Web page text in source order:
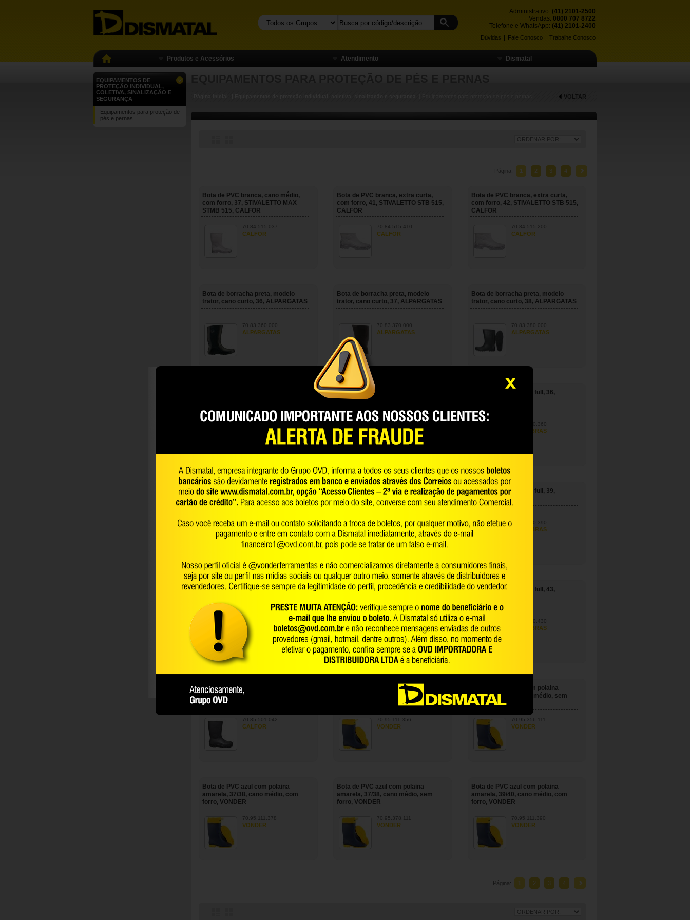
Administrativo: (41) 2101-2500
Vendas: 0800 707 8722
Telefone e WhatsApp: (41) 2101-2400
Trabalhe Conosco
|
Fale Conosco
|
Dúvidas
Produtos e Acessórios Atendimento Dismatal
EQUIPAMENTOS DE
PROTEÇÃO INDIVIDUAL,
COLETIVA, SINALIZAÇÃO E
SEGURANÇA
Equipamentos para proteção de
pés e pernas
VOLTAR
Página: 1 2 3 4
Bota de PVC branca, cano médio,
com forro, 37, STIVALETTO MAX
STMB 515, CALFOR
70.84.515.037
CALFOR
Bota de PVC branca, extra curta,
com forro, 41, STIVALETTO STB 515,
CALFOR
70.84.515.410
CALFOR
Bota de PVC branca, extra curta,
com forro, 42, STIVALETTO STB 515,
CALFOR
70.84.515.200
CALFOR
Bota de borracha preta, modelo
trator, cano curto, 36, ALPARGATAS
70.83.360.000
ALPARGATAS
Bota de borracha preta, modelo
trator, cano curto, 37, ALPARGATAS
70.83.370.000
ALPARGATAS
Bota de borracha preta, modelo
trator, cano curto, 38, ALPARGATAS
70.83.380.000
ALPARGATAS
70.83.420.000
ALPARGATAS
Bota de borracha preta, modelo
trator, cano longo, 42, ALPARGATAS
70.83.142.000
ALPARGATAS
Bota de EVA, branca, full, 36,
70.82.080.360
VULCABRAS
Bota de EVA, branca, full, 37,
VULCABRAS
70.82.080.370
VULCABRAS
Bota de EVA, branca, full, 38,
VULCABRAS
70.82.080.380
VULCABRAS
Bota de EVA, branca, full, 39,
VULCABRAS
70.82.080.390
VULCABRAS
Bota de EVA, branca, full, 41,
70.82.080.410
VULCABRAS
Bota de EVA, branca, full, 42,
70.82.080.420
VULCABRAS
Bota de EVA, branca, full, 43,
70.82.080.430
VULCABRAS
Bota de PVC preta, cano médio, 42,
SUPERMAX CCP 501 SF, CALFOR
70.85.501.042
CALFOR
Bota de PVC azul com polaina
amarela, 35/36, cano médio, com
70.95.111.356
VONDER
Bota de PVC azul com polaina
amarela, 35/36, cano médio, sem
forro, VONDER
70.95.356.111
VONDER
Bota de PVC azul com polaina
amarela, 37/38, cano médio, com
forro, VONDER
70.95.111.378
VONDER
Bota de PVC azul com polaina
amarela, 37/38, cano médio, sem
forro, VONDER
70.95.378.111
VONDER
Bota de PVC azul com polaina
amarela, 39/40, cano médio, com
forro, VONDER
70.95.111.390
VONDER
Página: 1 2 3 4